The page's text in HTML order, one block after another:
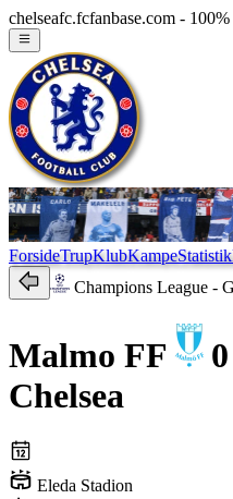
chelseafc.fcfanbase.com -
ForsideTrupKlubKampeStatistik
Champions League -
Malmo FF
Chelsea
Eleda Stadion